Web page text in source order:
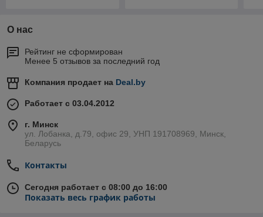
О нас
Рейтинг не сформирован
Менее 5 отзывов за последний год
Компания продает на Deal.by
Работает с 03.04.2012
г. Минск
ул. Лобанка, д.79, офис 29, УНП 191708969, Минск,
Беларусь
Контакты
Сегодня работает с 08:00 до 16:00
Показать весь график работы